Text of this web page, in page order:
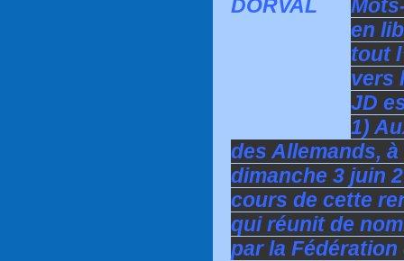
en
tout
vers
JD
1)
des Allemands,
dimanche 3 juin
cours de cette
qui réunit de
par la